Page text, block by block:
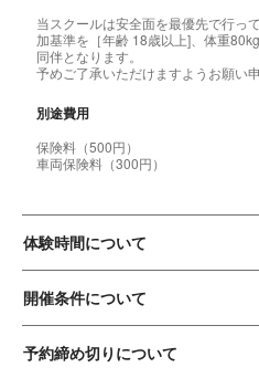
当スクールは安全面を最優先で行っ
加基準を［年齢 18歳以上]、体重
同伴となります。
予めご了承いただけますようお願い申
別途費用
保険料（500円）
車両保険料（300円）
体験時間について
開催条件について
予約締め切りについて